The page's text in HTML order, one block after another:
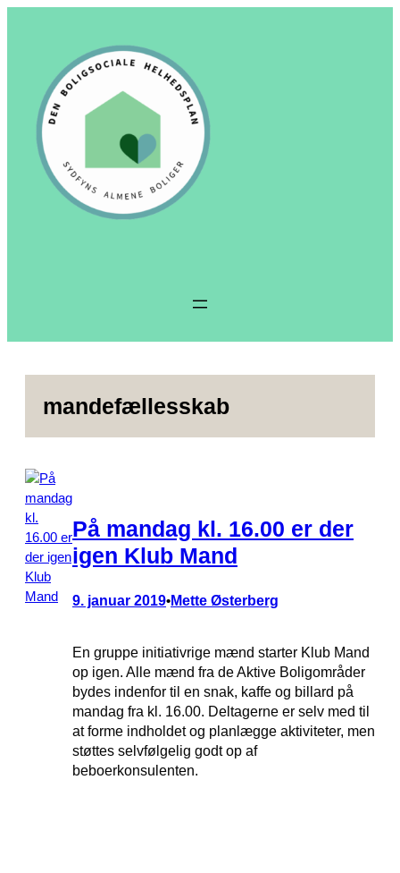
mandefællesskab
På mandag kl. 16.00 er der
igen Klub Mand
9. januar 2019•Mette Østerberg
En gruppe initiativrige mænd starter Klub Mand
op igen. Alle mænd fra de Aktive Boligområder
bydes indenfor til en snak, kaffe og billard på
mandag fra kl. 16.00. Deltagerne er selv med til
at forme indholdet og planlægge aktiviteter, men
støttes selvfølgelig godt op af
beboerkonsulenten.